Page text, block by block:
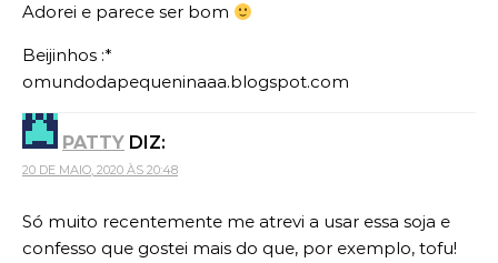
Adorei e parece ser bom
Beijinhos :*
omundodapequeninaaa.blogspot.com
PATTY DIZ:
20 DE MAIO, 2020 ÀS 20:48
Só muito recentemente me atrevi a usar essa soja e
confesso que gostei mais do que, por exemplo, tofu!